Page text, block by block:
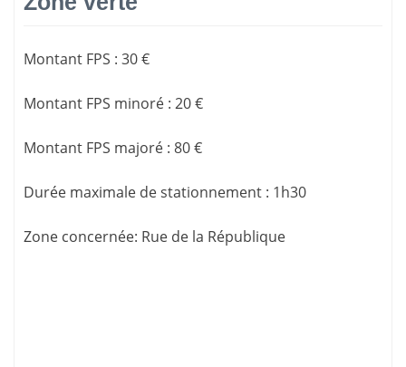
Montant FPS : 30 €
Montant FPS minoré : 20 €
Montant FPS majoré : 80 €
Durée maximale de stationnement : 1h30
Zone concernée: Rue de la République